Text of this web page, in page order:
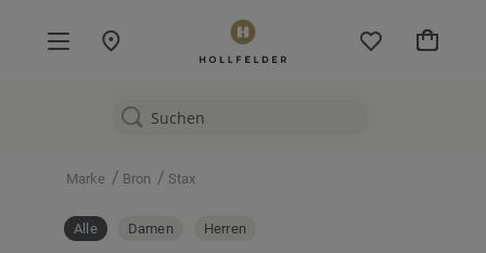
Mein
Marke / Bron / Stax
Alle Damen Herren